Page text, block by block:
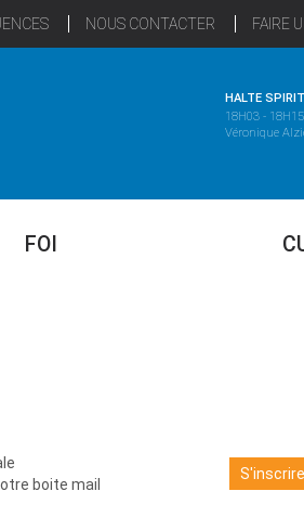
NOUS CONTACTER FAIRE
HALTE
18H03 - 18H15
Véronique
FOI
boite mail
S'inscrire